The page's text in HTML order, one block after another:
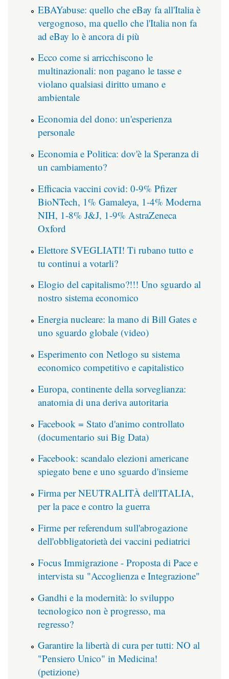
EBAYabuse: quello che eBay fa all'Italia è
vergognoso, ma quello che l'Italia non fa
ad eBay lo è ancora di più
Ecco come si arricchiscono le
multinazionali: non pagano le tasse e
violano qualsiasi diritto umano e
ambientale
Economia del dono: un'esperienza
personale
Economia e Politica: dov'è la Speranza di
un cambiamento?
Efficacia vaccini covid: 0-9% Pfizer
BioNTech, 1% Gamaleya, 1-4% Moderna
NIH, 1-8% J&J, 1-9% AstraZeneca
Oxford
Elettore SVEGLIATI! Ti rubano tutto e
tu continui a votarli?
Elogio del capitalismo?!!! Uno sguardo al
nostro sistema economico
Energia nucleare: la mano di Bill Gates e
uno sguardo globale (video)
Esperimento con Netlogo su sistema
economico competitivo e capitalistico
Europa, continente della sorveglianza:
anatomia di una deriva autoritaria
Facebook = Stato d'animo controllato
(documentario sui Big Data)
Facebook: scandalo elezioni americane
spiegato bene e uno sguardo d'insieme
Firma per NEUTRALITÀ dell'ITALIA,
per la pace e contro la guerra
Firme per referendum sull'abrogazione
dell'obbligatorietà dei vaccini pediatrici
Focus Immigrazione - Proposta di Pace e
intervista su "Accoglienza e Integrazione"
Gandhi e la modernità: lo sviluppo
tecnologico non è progresso, ma
regresso?
Garantire la libertà di cura per tutti: NO al
"Pensiero Unico" in Medicina!
(petizione)